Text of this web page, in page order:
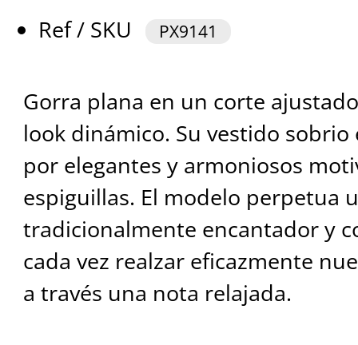
Ref / SKU
PX9141
Gorra plana en un corte
look dinámico. Su vestido
por elegantes y armoniosos
espiguillas. El modelo perpetua
tradicionalmente encantador y
cada vez realzar eficazmente
a través una nota relajada.